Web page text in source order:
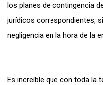
los planes de contingencia
jurídicos correspondientes,
negligencia en la hora de la
Es increíble que con toda la